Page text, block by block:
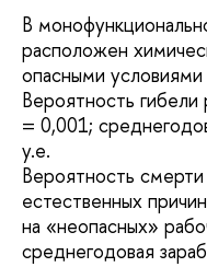
В
расположен
опасными условиями
Вероятность
= 0,001;
у.е.
Вероятность
естественных
на «неопасных»
среднегодовая